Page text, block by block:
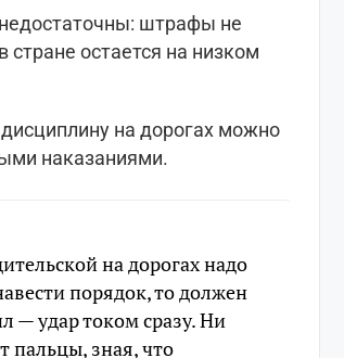
штрафы не
остается на низком
на дорогах можно
наказаниями.
на дорогах надо
порядок, то должен
— удар током сразу. Ни
пальцы, зная, что